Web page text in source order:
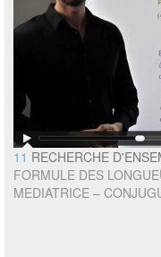
11 RECHERCHE
FORMULE DES
MEDIATRICE –